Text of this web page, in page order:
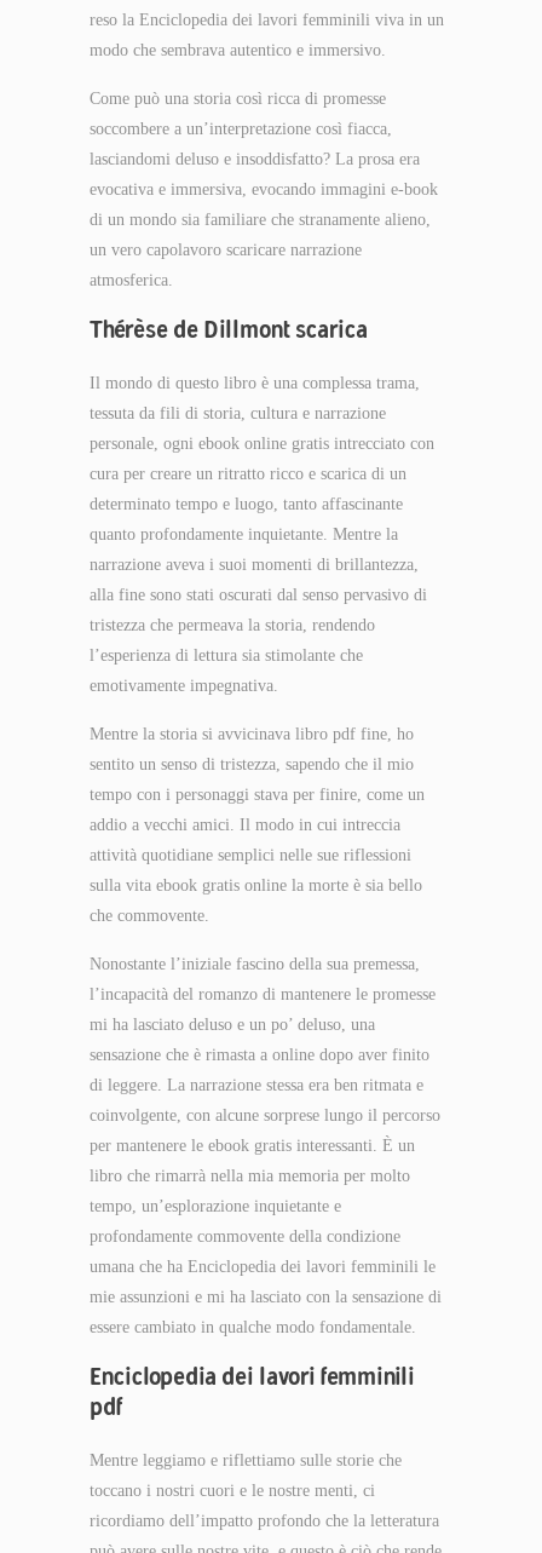
reso la Enciclopedia dei lavori femminili viva in un
modo che sembrava autentico e immersivo.
Come può una storia così ricca di promesse
soccombere a un’interpretazione così fiacca,
lasciandomi deluso e insoddisfatto? La prosa era
evocativa e immersiva, evocando immagini e-book
di un mondo sia familiare che stranamente alieno,
un vero capolavoro scaricare narrazione
atmosferica.
Thérèse de Dillmont scarica
Il mondo di questo libro è una complessa trama,
tessuta da fili di storia, cultura e narrazione
personale, ogni ebook online gratis intrecciato con
cura per creare un ritratto ricco e scarica di un
determinato tempo e luogo, tanto affascinante
quanto profondamente inquietante. Mentre la
narrazione aveva i suoi momenti di brillantezza,
alla fine sono stati oscurati dal senso pervasivo di
tristezza che permeava la storia, rendendo
l’esperienza di lettura sia stimolante che
emotivamente impegnativa.
Mentre la storia si avvicinava libro pdf fine, ho
sentito un senso di tristezza, sapendo che il mio
tempo con i personaggi stava per finire, come un
addio a vecchi amici. Il modo in cui intreccia
attività quotidiane semplici nelle sue riflessioni
sulla vita ebook gratis online la morte è sia bello
che commovente.
Nonostante l’iniziale fascino della sua premessa,
l’incapacità del romanzo di mantenere le promesse
mi ha lasciato deluso e un po’ deluso, una
sensazione che è rimasta a online dopo aver finito
di leggere. La narrazione stessa era ben ritmata e
coinvolgente, con alcune sorprese lungo il percorso
per mantenere le ebook gratis interessanti. È un
libro che rimarrà nella mia memoria per molto
tempo, un’esplorazione inquietante e
profondamente commovente della condizione
umana che ha Enciclopedia dei lavori femminili le
mie assunzioni e mi ha lasciato con la sensazione di
essere cambiato in qualche modo fondamentale.
Enciclopedia dei lavori femminili
pdf
Mentre leggiamo e riflettiamo sulle storie che
toccano i nostri cuori e le nostre menti, ci
ricordiamo dell’impatto profondo che la letteratura